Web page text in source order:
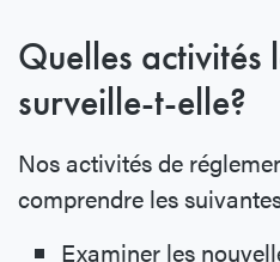
Quelles activités
surveille-t-elle?
Nos activités de
comprendre les
Examiner les